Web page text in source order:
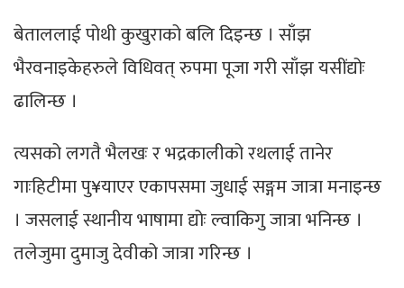
बेताललाई पोथी कुखुराको बलि दिइन्छ । साँझ
भैरवनाइकेहरुले विधिवत् रुपमा पूजा गरी साँझ यसींद्योः
ढालिन्छ ।
त्यसको लगतै भैलखः र भद्रकालीको रथलाई तानेर
गाःहिटीमा पु¥याएर एकापसमा जुधाई सङ्गम जात्रा मनाइन्छ
। जसलाई स्थानीय भाषामा द्योः ल्वाकिगु जात्रा भनिन्छ ।
तलेजुमा दुमाजु देवीको जात्रा गरिन्छ ।